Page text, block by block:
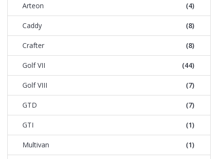
Arteon (4)
Caddy (8)
Crafter (8)
Golf VII (44)
Golf VIII (7)
GTD (7)
GTI (1)
Multivan (1)